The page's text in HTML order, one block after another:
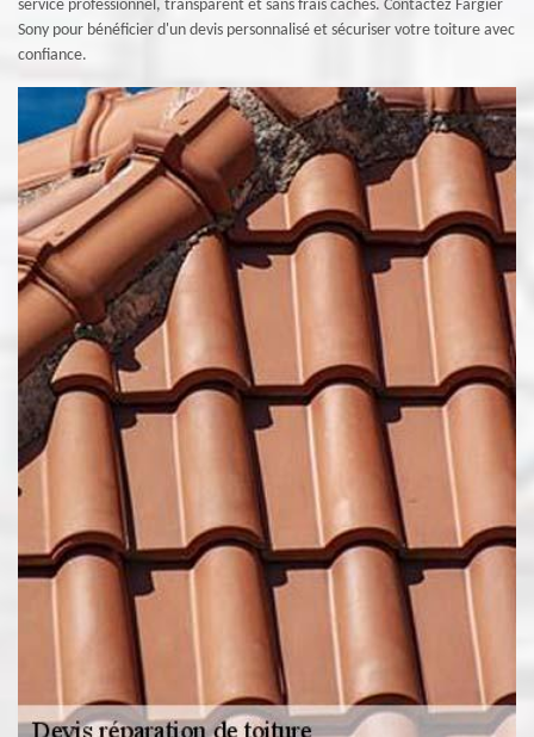
service professionnel, transparent et sans frais cachés. Contactez Fargier
Sony pour bénéficier d'un devis personnalisé et sécuriser votre toiture avec
confiance.